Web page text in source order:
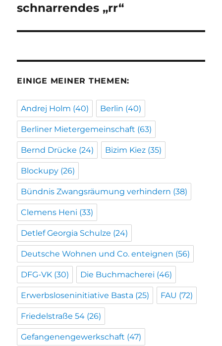
Beitrag:
schnarrendes „rr“
EINIGE MEINER THEMEN:
Andrej Holm (40) Berlin (40)
Berliner Mietergemeinschaft (63)
Bernd Drücke (24) Bizim Kiez (35)
Blockupy (26)
Bündnis Zwangsräumung verhindern (38)
Clemens Heni (33)
Detlef Georgia Schulze (24)
Deutsche Wohnen und Co. enteignen (56)
DFG-VK (30) Die Buchmacherei (46)
Erwerbsloseninitiative Basta (25) FAU (72)
Friedelstraße 54 (26)
Gefangenengewerkschaft (47)